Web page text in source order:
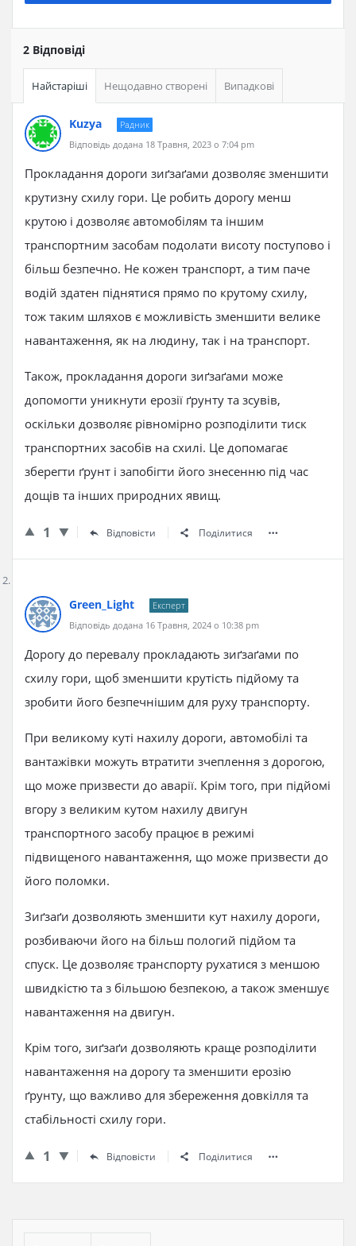
2 Відповіді
Найстаріші Нещодавно створені Випадкові
Kuzya
Радник
Відповідь додана 18 Травня, 2023 о 7:04 pm
Прокладання дороги зиґзаґами дозволяє зменшити
крутизну схилу гори. Це робить дорогу менш
крутою і дозволяє автомобілям та іншим
транспортним засобам подолати висоту поступово і
більш безпечно. Не кожен транспорт, а тим паче
водій здатен піднятися прямо по крутому схилу,
тож таким шляхов є можливість зменшити велике
навантаження, як на людину, так і на транспорт.
Також, прокладання дороги зиґзаґами може
допомогти уникнути ерозії ґрунту та зсувів,
оскільки дозволяє рівномірно розподілити тиск
транспортних засобів на схилі. Це допомагає
зберегти ґрунт і запобігти його знесенню під час
дощів та інших природних явищ.
1 Відповісти Поділитися
Green_Light
Експерт
Відповідь додана 16 Травня, 2024 о 10:38 pm
Дорогу до перевалу прокладають зиґзаґами по
схилу гори, щоб зменшити крутість підйому та
зробити його безпечнішим для руху транспорту.
При великому куті нахилу дороги, автомобілі та
вантажівки можуть втратити зчеплення з дорогою,
що може призвести до аварії. Крім того, при підйомі
вгору з великим кутом нахилу двигун
транспортного засобу працює в режимі
підвищеного навантаження, що може призвести до
його поломки.
Зиґзаґи дозволяють зменшити кут нахилу дороги,
розбиваючи його на більш пологий підйом та
спуск. Це дозволяє транспорту рухатися з меншою
швидкістю та з більшою безпекою, а також зменшує
навантаження на двигун.
Крім того, зиґзаґи дозволяють краще розподілити
навантаження на дорогу та зменшити ерозію
ґрунту, що важливо для збереження довкілля та
стабільності схилу гори.
1 Відповісти Поділитися
Бічна